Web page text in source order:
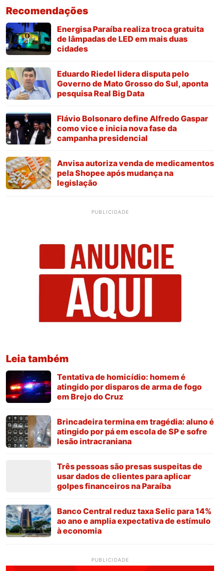
Recomendações
Energisa Paraíba realiza troca gratuita
de lâmpadas de LED em mais duas
cidades
Eduardo Riedel lidera disputa pelo
Governo de Mato Grosso do Sul, aponta
pesquisa Real Big Data
Flávio Bolsonaro define Alfredo Gaspar
como vice e inicia nova fase da
campanha presidencial
Anvisa autoriza venda de medicamentos
pela Shopee após mudança na
legislação
PUBLICIDADE
Leia também
Tentativa de homicídio: homem é
atingido por disparos de arma de fogo
em Brejo do Cruz
Brincadeira termina em tragédia: aluno é
atingido por pá em escola de SP e sofre
lesão intracraniana
Três pessoas são presas suspeitas de
usar dados de clientes para aplicar
golpes financeiros na Paraíba
Banco Central reduz taxa Selic para 14%
ao ano e amplia expectativa de estímulo
à economia
PUBLICIDADE